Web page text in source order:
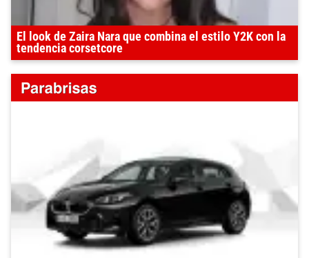
El look de Zaira Nara que combina el estilo Y2K con la
tendencia corsetcore